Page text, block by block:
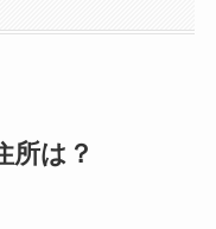
所は？